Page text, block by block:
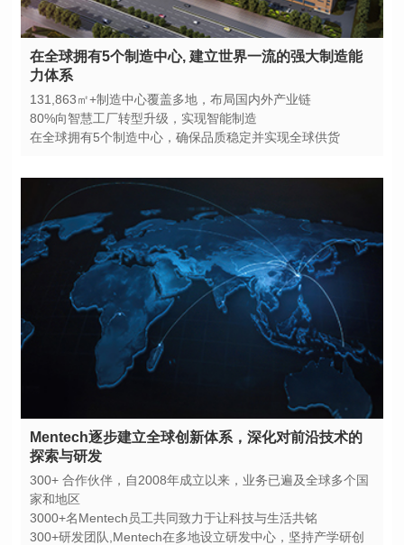
力体系
131,863㎡+制造中心覆盖多地，布局国内外产业链
80%向智慧工厂转型升级，实现智能制造
在全球拥有5个制造中心，确保品质稳定并实现全球供货
探索与研发
家和地区
3000+名Mentech员工共同致力于让科技与生活共铭